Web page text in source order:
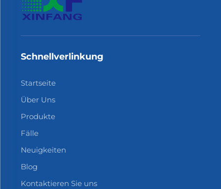
Schnellverlinkung
Startseite
Über Uns
Produkte
Fälle
Neuigkeiten
Blog
Kontaktieren Sie uns